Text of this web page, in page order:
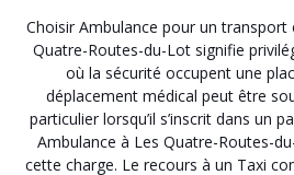
Choisir Ambulance pour un transport
Quatre-Routes-du-Lot signifie
où la sécurité occupent une
déplacement médical peut être
particulier lorsqu’il s’inscrit dans un
Ambulance à Les Quatre-Routes-
cette charge. Le recours à un Taxi